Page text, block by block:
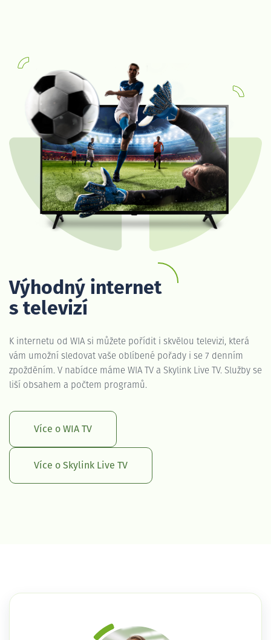
Výhodný internet
s televizí
K internetu od WIA si můžete pořídit i skvělou televizi, která
vám umožní sledovat vaše oblíbené pořady i se 7 denním
zpožděním. V nabídce máme WIA TV a Skylink Live TV. Služby se
liší obsahem a počtem programů.
Více o WIA TV
Více o Skylink Live TV